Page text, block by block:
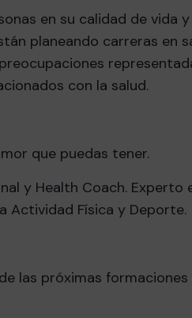
en su calidad de vida y
planeando carreras en
con la salud.
que puedas tener.
y Health Coach. Experto
Actividad Física y Deporte.
las próximas formaciones